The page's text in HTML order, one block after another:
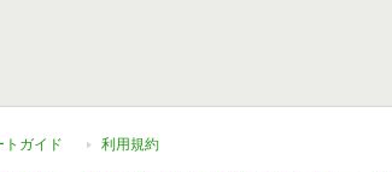
トガイド 利用規約